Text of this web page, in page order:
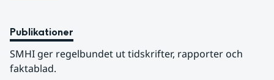
Publikationer
SMHI ger regelbundet ut tidskrifter, rapporter och
faktablad.